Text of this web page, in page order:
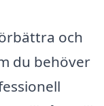
och
du behöver